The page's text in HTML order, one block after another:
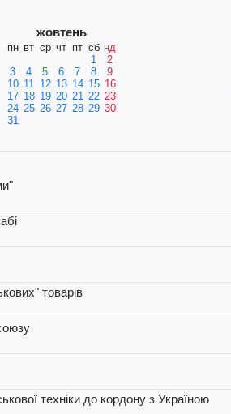
жовтень
пн вт ср чт пт сб нд
1
2
3
4 5 6 7 8
9
10 11 12 13 14 15 16
17 18 19 20 21 22 23
24 25 26 27 28 29 30
31
товарів
техніки до кордону з Україною